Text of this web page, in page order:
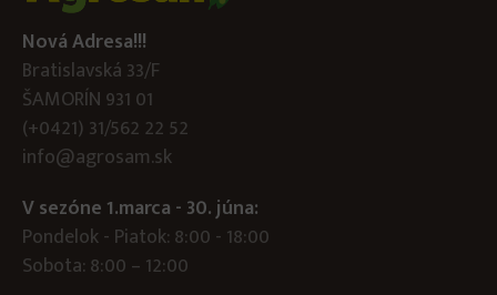
Nová Adresa!!!
Bratislavská 33/F
ŠAMORÍN 931 01
(+0421) 31/562 22 52
info@agrosam.sk
V sezóne 1.marca - 30. júna:
Pondelok - Piatok: 8:00 - 18:00
Sobota: 8:00 – 12:00